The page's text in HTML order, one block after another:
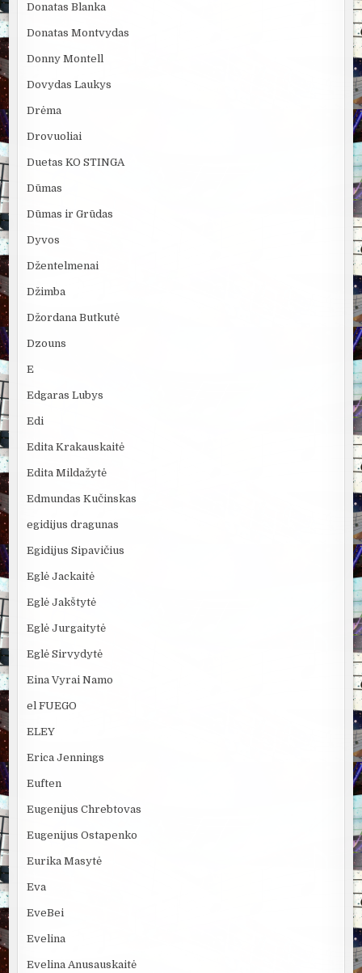
Donatas Blanka
Donatas Montvydas
Donny Montell
Dovydas Laukys
Drėma
Drovuoliai
Duetas KO STINGA
Dūmas
Dūmas ir Grūdas
Dyvos
Džentelmenai
Džimba
Džordana Butkutė
Dzouns
E
Edgaras Lubys
Edi
Edita Krakauskaitė
Edita Mildažytė
Edmundas Kučinskas
egidijus dragunas
Egidijus Sipavičius
Eglė Jackaitė
Eglė Jakštytė
Eglė Jurgaitytė
Eglė Sirvydytė
Eina Vyrai Namo
el FUEGO
ELEY
Erica Jennings
Euften
Eugenijus Chrebtovas
Eugenijus Ostapenko
Eurika Masytė
Eva
EveBei
Evelina
Evelina Anusauskaitė